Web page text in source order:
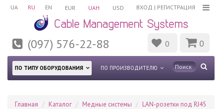
UA RU EN ВХОД | РЕГИСТРАЦИЯ
EUR UAH USD
(097) 576-22-88 0 0
ПО ТИПУ ОБОРУДОВАНИЯ ПО ПРОИЗВОДИТЕЛЮ
Главная Каталог Медные системы
LAN-розетки под RJ45